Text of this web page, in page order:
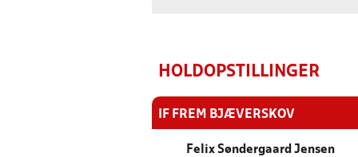
HOLDOPSTILLINGER
IF FREM BJÆVERSKOV
Felix Søndergaard Jensen